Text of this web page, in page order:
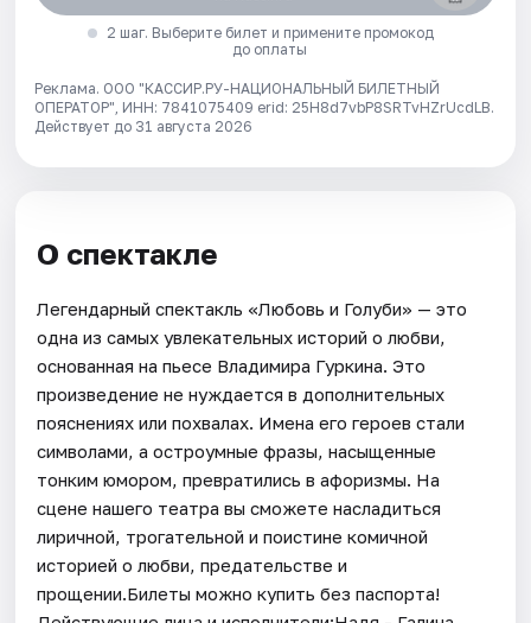
2 шаг. Выберите билет и примените промокод
до оплаты
Реклама. ООО "КАССИР.РУ-НАЦИОНАЛЬНЫЙ БИЛЕТНЫЙ
ОПЕРАТОР", ИНН: 7841075409 erid: 25H8d7vbP8SRTvHZrUcdLB.
Действует до 31 августа 2026
О спектакле
Легендарный спектакль «Любовь и Голуби» — это
одна из самых увлекательных историй о любви,
основанная на пьесе Владимира Гуркина. Это
произведение не нуждается в дополнительных
пояснениях или похвалах. Имена его героев стали
символами, а остроумные фразы, насыщенные
тонким юмором, превратились в афоризмы. На
сцене нашего театра вы сможете насладиться
лиричной, трогательной и поистине комичной
историей о любви, предательстве и
прощении.Билеты можно купить без паспорта!